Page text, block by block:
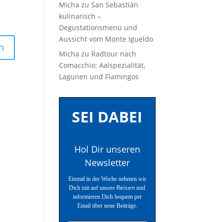
Micha zuSan Sebastián
kulinarisch –
Degustationsmenü und
Aussicht vom Monte Igueldo
Micha zu Radtour nach
Comacchio: Aalspezialität,
Lagunen und Flamingos
SEI DABEI
Hol Dir unseren
Newsletter
Einmal in der Woche nehmen wir
Dich mit auf unsere Reisen und
informieren Dich bequem per
Email über neue Beiträge.